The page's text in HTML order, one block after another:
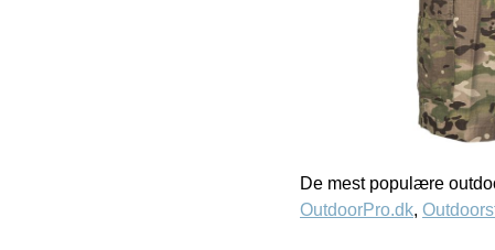
De mest populære
OutdoorPro.dk,